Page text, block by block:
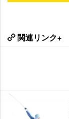
関連リンク+